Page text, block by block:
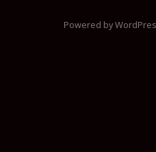
Powered by